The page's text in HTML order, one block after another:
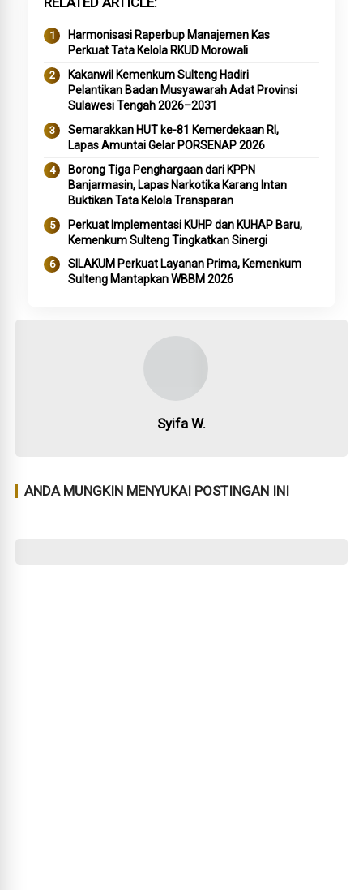
Harmonisasi Raperbup Manajemen Kas
Perkuat Tata Kelola RKUD Morowali
Kakanwil Kemenkum Sulteng Hadiri
Pelantikan Badan Musyawarah Adat Provinsi
Sulawesi Tengah 2026–2031
Semarakkan HUT ke-81 Kemerdekaan RI,
Lapas Amuntai Gelar PORSENAP 2026
Borong Tiga Penghargaan dari KPPN
Banjarmasin, Lapas Narkotika Karang Intan
Buktikan Tata Kelola Transparan
Perkuat Implementasi KUHP dan KUHAP Baru,
Kemenkum Sulteng Tingkatkan Sinergi
SILAKUM Perkuat Layanan Prima, Kemenkum
Sulteng Mantapkan WBBM 2026
Syifa W.
ANDA MUNGKIN MENYUKAI POSTINGAN INI